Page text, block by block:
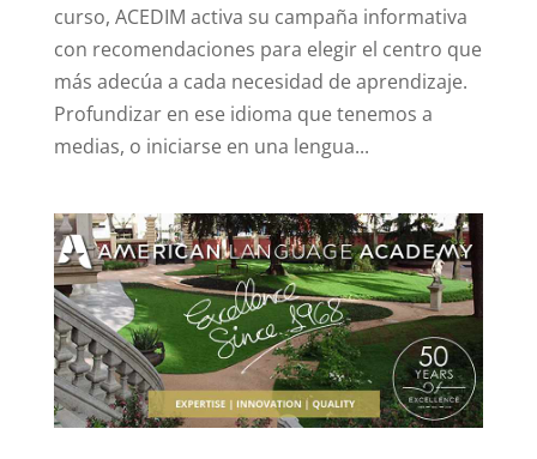
curso, ACEDIM activa su campaña informativa
con recomendaciones para elegir el centro que
más adecúa a cada necesidad de aprendizaje.
Profundizar en ese idioma que tenemos a
medias, o iniciarse en una lengua...